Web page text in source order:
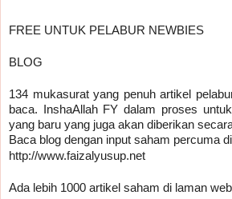
FREE UNTUK PELABUR NEWBIES
BLOG
134 mukasurat yang penuh artikel
baca. InshaAllah FY dalam proses
yang baru yang juga akan diberikan
Baca blog dengan input saham percuma di
http://www.faizalyusup.net
Ada lebih 1000 artikel saham di laman